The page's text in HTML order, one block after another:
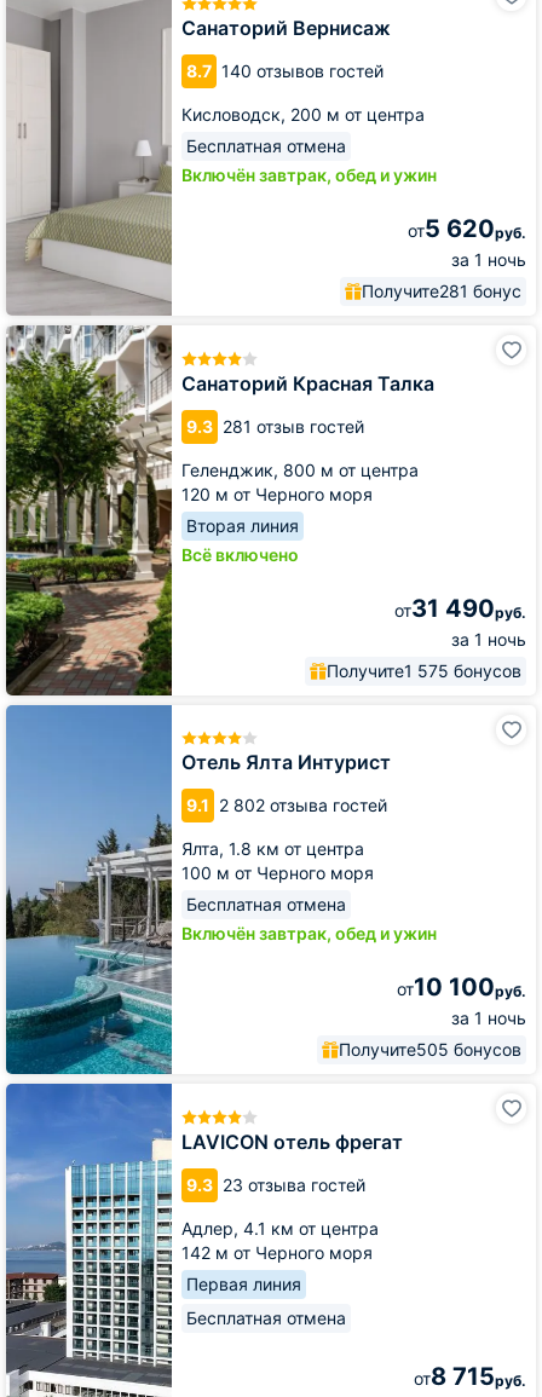
Санаторий Вернисаж
8.7 140 отзывов гостей
Кисловодск, 200 м от центра
Бесплатная отмена
Включён завтрак, обед и ужин
от5 620руб.
за 1 ночь
Получите281 бонус
Санаторий Красная Талка
9.3 281 отзыв гостей
Геленджик, 800 м от центра
120 м от Черного моря
Вторая линия
Всё включено
от31 490руб.
за 1 ночь
Получите1 575 бонусов
Санаторий
Красная
Талка
Отель Ялта Интурист
9.1 2 802 отзыва гостей
Ялта, 1.8 км от центра
100 м от Черного моря
Бесплатная отмена
Включён завтрак, обед и ужин
от10 100руб.
за 1 ночь
Получите505 бонусов
Отель
LAVICON отель фрегат
9.3 23 отзыва гостей
Адлер, 4.1 км от центра
142 м от Черного моря
Первая линия
Бесплатная отмена
от8 715руб.
LAVICON